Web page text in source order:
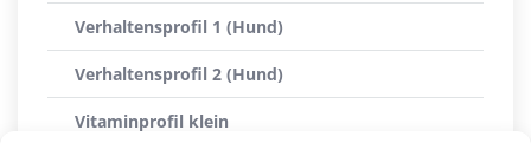
Verhaltensprofil 1 (Hund)
Verhaltensprofil 2 (Hund)
Vitaminprofil klein